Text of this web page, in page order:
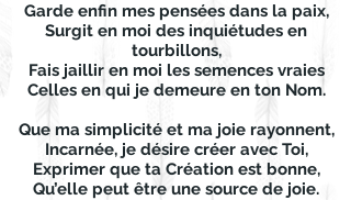
Garde enfin mes pensées dans la paix,
Surgit en moi des inquiétudes en
tourbillons,
Fais jaillir en moi les semences vraies
Celles en qui je demeure en ton Nom.
Que ma simplicité et ma joie rayonnent,
Incarnée, je désire créer avec Toi,
Exprimer que ta Création est bonne,
Qu’elle peut être une source de joie.